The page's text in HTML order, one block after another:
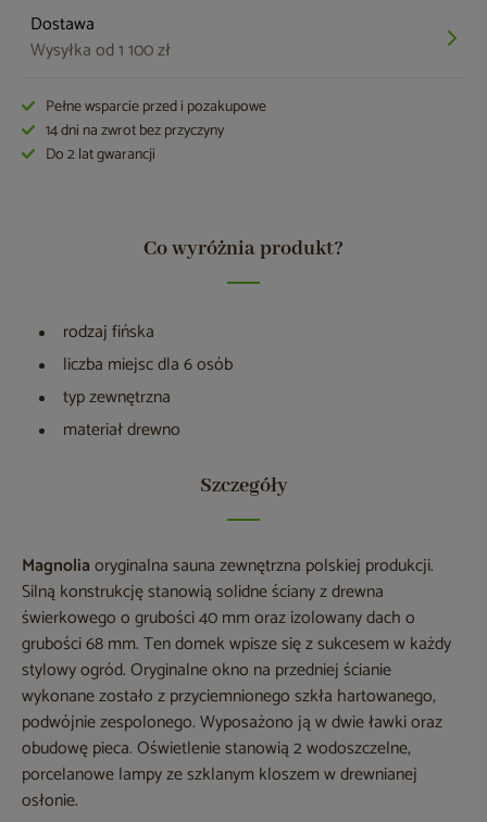
Dostawa
Wysyłka od 1 100 zł
Pełne wsparcie przed i pozakupowe
14 dni na zwrot bez przyczyny
Do 2 lat gwarancji
Co wyróżnia produkt?
rodzaj fińska
liczba miejsc dla 6 osób
typ zewnętrzna
materiał drewno
Szczegóły
Magnoliaoryginalna sauna zewnętrzna polskiej produkcji.
Silną konstrukcję stanowią solidne ściany z drewna
świerkowego o grubości 40 mm oraz izolowany dach o
grubości 68 mm. Ten domek wpisze się z sukcesem w każdy
stylowy ogród. Oryginalne okno na przedniej ścianie
wykonane zostało z przyciemnionego szkła hartowanego,
podwójnie zespolonego. Wyposażono ją w dwie ławki oraz
obudowę pieca. Oświetlenie stanowią 2 wodoszczelne,
porcelanowe lampy ze szklanym kloszem w drewnianej
osłonie.